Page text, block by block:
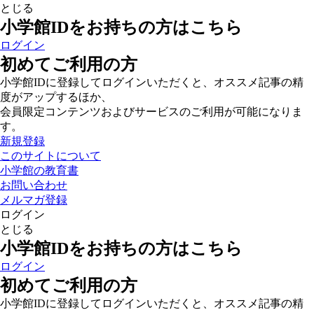
とじる
小学館IDをお持ちの方はこちら
ログイン
初めてご利用の方
小学館IDに登録してログインいただくと、オススメ記事の精
度がアップするほか、
会員限定コンテンツおよびサービスのご利用が可能になりま
す。
新規登録
このサイトについて
小学館の教育書
お問い合わせ
メルマガ登録
ログイン
とじる
小学館IDをお持ちの方はこちら
ログイン
初めてご利用の方
小学館IDに登録してログインいただくと、オススメ記事の精